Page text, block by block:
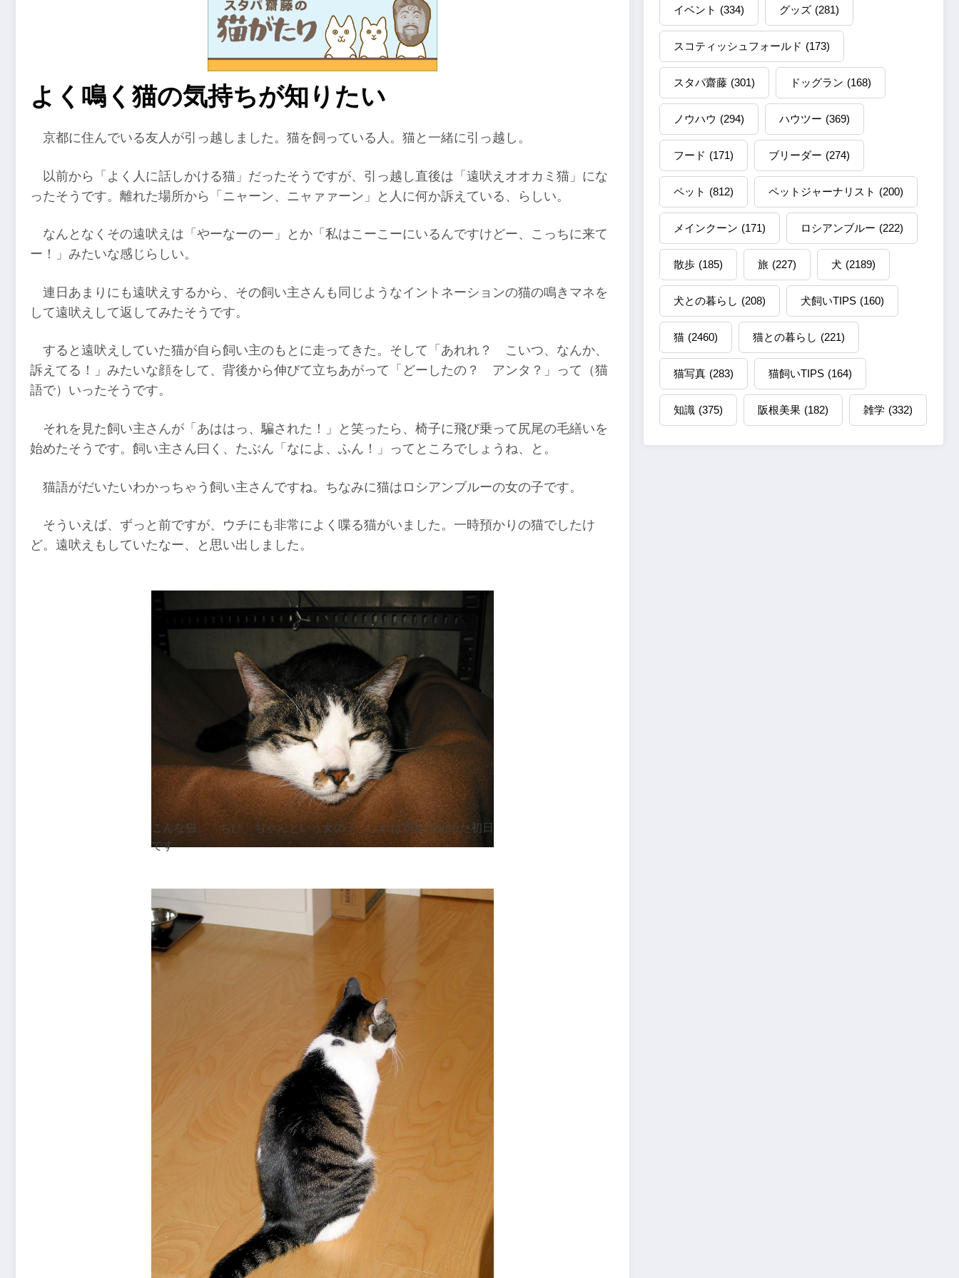
よく鳴く猫の気持ちが知りたい
京都に住んでいる友人が引っ越しました。猫を飼っている人。猫と一緒に引っ越し。
以前から「よく人に話しかける猫」だったそうですが、引っ越し直後は「遠吠えオオカミ猫」にな
ったそうです。離れた場所から「ニャーン、ニャァァーン」と人に何か訴えている、らしい。
なんとなくその遠吠えは「やーなーのー」とか「私はこーこーにいるんですけどー、こっちに来て
ー！」みたいな感じらしい。
連日あまりにも遠吠えするから、その飼い主さんも同じようなイントネーションの猫の鳴きマネを
して遠吠えして返してみたそうです。
すると遠吠えしていた猫が自ら飼い主のもとに走ってきた。そして「あれれ？ こいつ、なんか、
訴えてる！」みたいな顔をして、背後から伸びて立ちあがって「どーしたの？ アンタ？」って（猫
語で）いったそうです。
それを見た飼い主さんが「あははっ、騙された！」と笑ったら、椅子に飛び乗って尻尾の毛繕いを
始めたそうです。飼い主さん曰く、たぶん「なによ、ふん！」ってところでしょうね、と。
猫語がだいたいわかっちゃう飼い主さんですね。ちなみに猫はロシアンブルーの女の子です。
そういえば、ずっと前ですが、ウチにも非常によく喋る猫がいました。一時預かりの猫でしたけ
ど。遠吠えもしていたなー、と思い出しました。
こんな猫。「ちび」ちゃんという女の子。これは預かり始めた初日
です
イベント (334) グッズ (281)
スコティッシュフォールド (173)
スタパ齋藤 (301) ドッグラン (168)
ノウハウ (294) ハウツー (369)
フード (171) ブリーダー (274)
ペット (812) ペットジャーナリスト (200)
メインクーン (171) ロシアンブルー (222)
散歩 (185) 旅 (227) 犬 (2189)
犬との暮らし (208) 犬飼いTIPS (160)
猫 (2460) 猫との暮らし (221)
猫写真 (283) 猫飼いTIPS (164)
知識 (375) 阪根美果 (182) 雑学 (332)